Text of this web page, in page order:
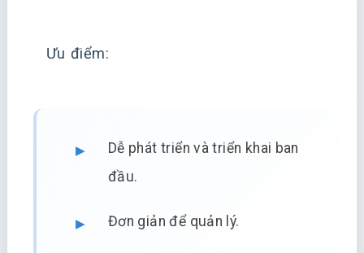
Ưu điểm:
Dễ phát triển và triển khai ban
đầu.
Đơn giản để quản lý.